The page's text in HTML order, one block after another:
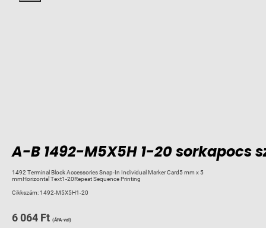
A-B 1492-M5X5H 1-20 sorkapocs
1492 Terminal Block Accessories Snap-In Individual Marker Card5 mm x 5
mmHorizontal Text1-20Repeat Sequence Printing
Cikkszám:1492-M5X5H1-20
6 064 Ft (ÁFA-val)